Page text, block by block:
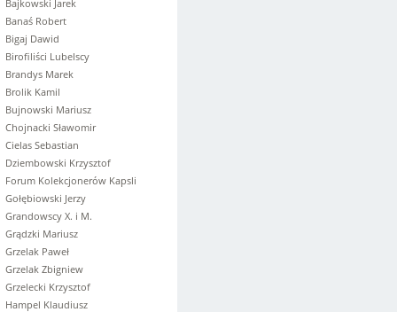
Bajkowski Jarek
Banaś Robert
Bigaj Dawid
Birofiliści Lubelscy
Brandys Marek
Brolik Kamil
Bujnowski Mariusz
Chojnacki Sławomir
Cielas Sebastian
Dziembowski Krzysztof
Forum Kolekcjonerów Kapsli
Gołębiowski Jerzy
Grandowscy X. i M.
Grądzki Mariusz
Grzelak Paweł
Grzelak Zbigniew
Grzelecki Krzysztof
Hampel Klaudiusz